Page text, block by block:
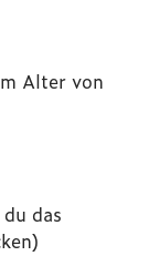
Alter von
das